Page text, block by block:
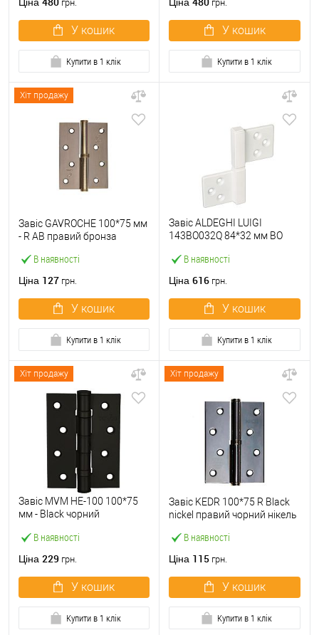
грн.
У кошик
Купити в 1 клік
грн.
У кошик
Купити в 1 клік
Хіт продажу
В наявності
Завіс GAVROCHE 100*75 мм
- R АВ правий бронза
Ціна 127 грн.
У кошик
Купити в 1 клік
В наявності
Завіс ALDEGHI LUIGI
143BO032Q 84*32 мм BO
Ціна 616 грн.
У кошик
Купити в 1 клік
Хіт продажу
В наявності
Завіс MVM HE-100 100*75
мм - Black чорний
Ціна 229 грн.
У кошик
Купити в 1 клік
Хіт продажу
В наявності
Завіс KEDR 100*75 R Black
nickel правий чорний нікель
Ціна 115 грн.
У кошик
Купити в 1 клік